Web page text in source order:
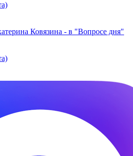
Ковязина - в "Вопросе дня"